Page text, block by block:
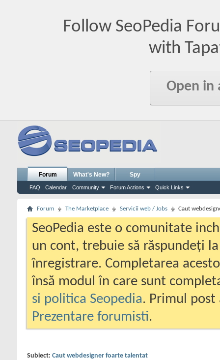
Follow SeoPedia
with
Open in
Forum
FAQ Calendar Community Forum Actions Quick Links
What's New? Spy
Forum The Marketplace Servicii web / Jobs Caut
SeoPedia este o comunitate
un cont, trebuie să răspundeți
înregistrare. Completarea
însă modul în care sunt
si politica Seopedia. Primul
Prezentare forumisti.
Subiect: Caut webdesigner foarte talentat